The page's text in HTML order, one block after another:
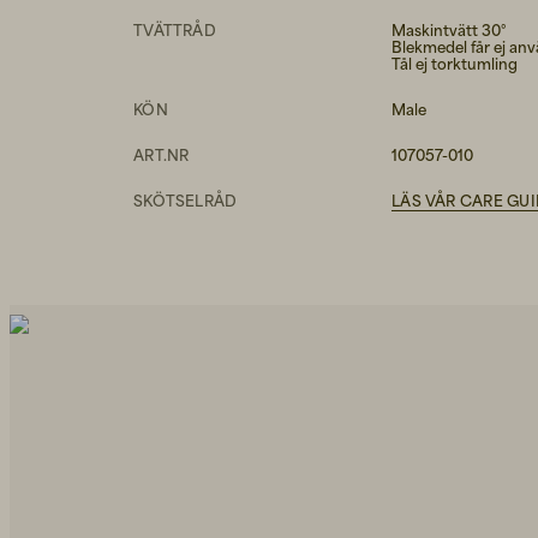
TVÄTTRÅD
Maskintvätt 30°
Blekmedel får ej
Tål ej torktumling
KÖN Male
ART.NR 107057-010
SKÖTSELRÅD LÄS VÅR CARE